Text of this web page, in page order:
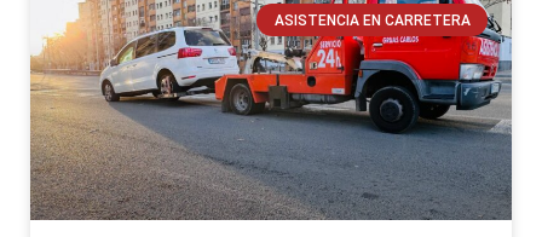
ASISTENCIA EN CARRETERA